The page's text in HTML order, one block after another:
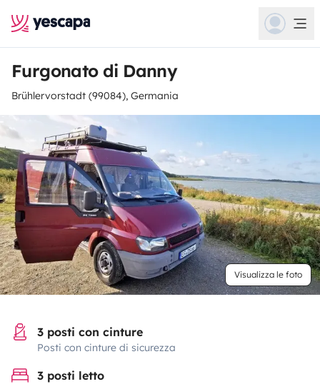
Furgonato di Danny
Brühlervorstadt (99084), Germania
Visualizza le foto
3 posti con cinture
Posti con cinture di sicurezza
3 posti letto